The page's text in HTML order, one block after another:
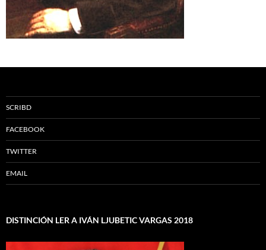
SCRIBD
FACEBOOK
TWITTER
EMAIL
DISTINCIÓN LER A IVÁN LJUBETIC VARGAS 2018